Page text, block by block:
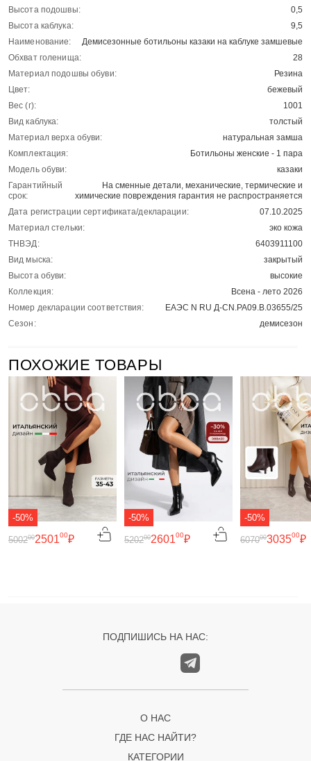
Высота подошвы:
0,5
Высота каблука:
9,5
Наименование:
Демисезонные ботильоны казаки на каблуке замшевые
Обхват голенища:
28
Материал подошвы обуви:
Резина
Цвет:
бежевый
Вес (г):
1001
Вид каблука:
толстый
Материал верха обуви:
натуральная замша
Комплектация:
Ботильоны женские - 1 пара
Модель обуви:
казаки
Гарантийный
срок:
На сменные детали, механические, термические и
химические повреждения гарантия не распространяется
Дата регистрации сертификата/декларации:
07.10.2025
Материал стельки:
эко кожа
ТНВЭД:
6403911100
Вид мыска:
закрытый
Высота обуви:
высокие
Коллекция:
Всена - лето 2026
Номер декларации соответствия:
ЕАЭС N RU Д-CN.РА09.В.03655/25
Сезон:
демисезон
ПОХОЖИЕ ТОВАРЫ
-50%
250100₽
500200
-50%
260100₽
520200
-50%
303500₽
607000
ПОДПИШИСЬ НА НАС:
О НАС
ГДЕ НАС НАЙТИ?
КАТЕГОРИИ